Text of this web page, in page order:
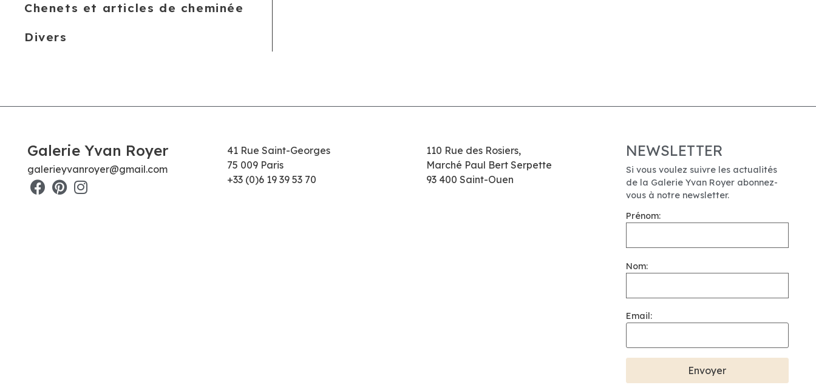
Chenets et articles de cheminée
Divers
Galerie Yvan Royer
galerieyvanroyer@gmail.com
41 Rue Saint-Georges
75 009 Paris
+33 (0)6 19 39 53 70
110 Rue des Rosiers,
Marché Paul Bert Serpette
93 400 Saint-Ouen
NEWSLETTER
Si vous voulez suivre les actualités
de la Galerie Yvan Royer abonnez-
vous à notre newsletter.
Prénom:
Nom:
Email: